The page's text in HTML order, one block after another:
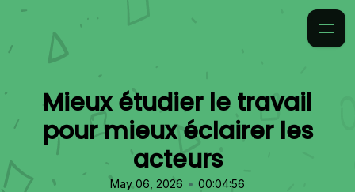
Mieux étudier le travail
pour mieux éclairer les
acteurs
May 06, 2026 • 00:04:56